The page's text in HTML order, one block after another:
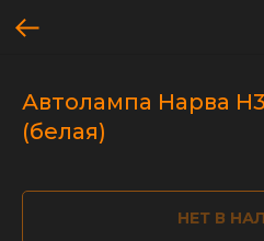
Автолампа Нарва
(белая)
НЕТ В